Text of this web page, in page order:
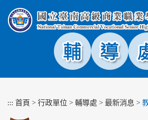
塊
::: 首頁 > 行政單位 > 輔導處 > 最新消息 >